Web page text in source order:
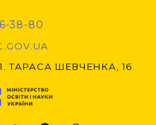
38-80
ТАРАСА ШЕВЧЕНКА, 16